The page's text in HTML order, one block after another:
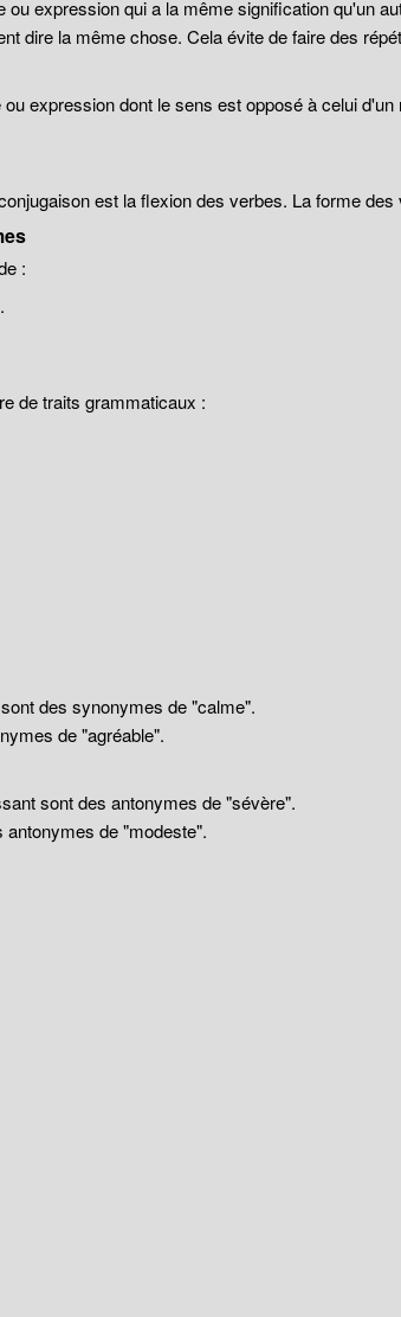
expression qui a la même signification qu'un
dire la même chose. Cela évite de faire des
expression dont le sens est opposé à celui
est la flexion des verbes. La forme
:
de traits grammaticaux :
des synonymes de "calme".
de "agréable".
sont des antonymes de "sévère".
de "modeste".